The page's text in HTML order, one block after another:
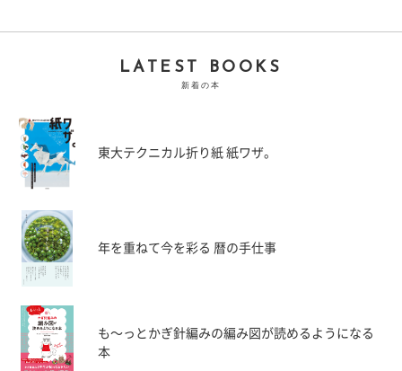
LATEST BOOKS
新着の本
東大テクニカル折り紙 紙ワザ。
年を重ねて今を彩る 暦の手仕事
も〜っとかぎ針編みの編み図が読めるようになる
本